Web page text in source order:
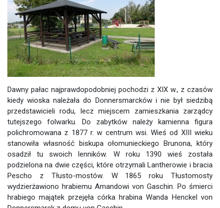
Dawny pałac najprawdopodobniej pochodzi z XIX w., z czasów
kiedy wioska należała do Donnersmarcków i nie był siedzibą
przedstawicieli rodu, lecz miejscem zamieszkania zarządcy
tutejszego folwarku. Do zabytków należy kamienna figura
polichromowana z 1877 r. w centrum wsi. Wieś od XIII wieku
stanowiła własność biskupa ołomunieckiego Brunona, który
osadził tu swoich lenników. W roku 1390 wieś została
podzielona na dwie części, które otrzymali Lantherowie i bracia
Pescho z Tłusto-mostów. W 1865 roku Tłustomosty
wydzierżawiono hrabiemu Amandowi von Gaschin. Po śmierci
hrabiego majątek przejęła córka hrabina Wanda Henckel von